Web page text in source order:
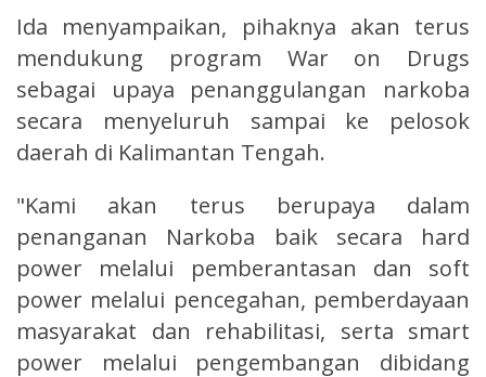
Ida menyampaikan, pihaknya akan terus
mendukung program War on Drugs
sebagai upaya penanggulangan narkoba
secara menyeluruh sampai ke pelosok
daerah di Kalimantan Tengah.
"Kami akan terus berupaya dalam
penanganan Narkoba baik secara hard
power melalui pemberantasan dan soft
power melalui pencegahan, pemberdayaan
masyarakat dan rehabilitasi, serta smart
power melalui pengembangan dibidang